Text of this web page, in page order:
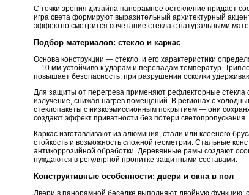
С точки зрения дизайна панорамное остекление придаёт
игра света формируют выразительный архитектурный
эффектно смотрится сочетание стекла с натуральными
Подбор материалов: стекло и каркас
Основа конструкции — стекло, и его характеристики
—10 мм устойчиво к ударам и перепадам температур.
повышает безопасность: при разрушении осколки
Для защиты от перегрева применяют рефлекторные
излучение, снижая нагрев помещений. В регионах с
стеклопакеты с низкоэмиссионным покрытием — они
создают эффект приватности без потери светопропускания.
Каркас изготавливают из алюминия, стали или клеёного
стойкость и возможность сложной геометрии. Стальные
антикоррозийной обработки. Деревянные рамы создают
нуждаются в регулярной пропитке защитными составами.
Конструктивные особенности: двери и окна в пол
Двери в панорамной беседке выполняют двойную функцию: